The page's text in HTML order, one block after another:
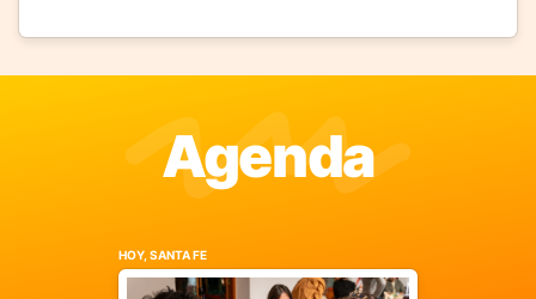
Agenda
HOY, SANTA FE